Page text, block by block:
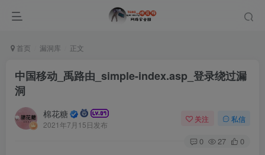
首页 漏洞库 正文
中国移动_禹路由_simple-index.asp_登录绕过漏
洞
棉花糖
2021年7月15日发布
关注 私信
0 27 0